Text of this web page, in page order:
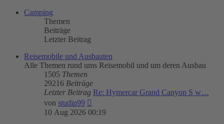
Camping
Themen
Beiträge
Letzter Beitrag
Reisemobile und Ausbauten
Alle Themen rund ums Reisemobil und um deren Ausbau
1505 Themen
29216 Beiträge
Letzter Beitrag Re: Hymercar Grand Canyon S w…
von studip99
Beitrag
10 Aug 2026 00:19